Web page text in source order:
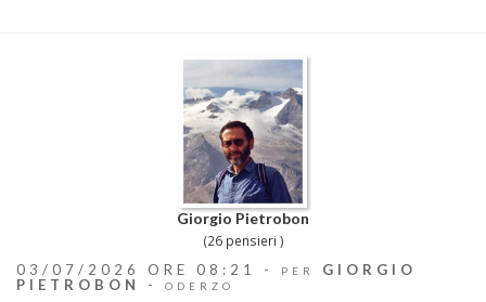
Giorgio Pietrobon
(26 pensieri )
03/07/2026 ORE 08:21 - PER
GIORGIO
PIETROBON
- ODERZO